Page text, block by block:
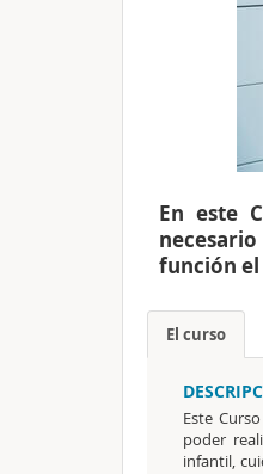
En este
función
El curso
Este
poder
infantil,